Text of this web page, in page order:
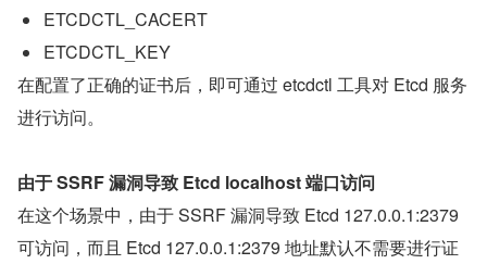
ETCDCTL_CACERT
ETCDCTL_KEY
在配置了正确的证书后，即可通过 etcdctl 工具对 Etcd 服务
进行访问。
由于 SSRF 漏洞导致 Etcd localhost 端口访问
在这个场景中，由于 SSRF 漏洞导致 Etcd 127.0.0.1:2379
可访问，而且 Etcd 127.0.0.1:2379 地址默认不需要进行证